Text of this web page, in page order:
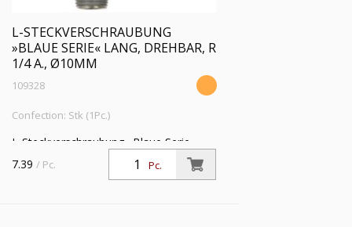
L-STECKVERSCHRAUBUNG
»BLAUE SERIE« LANG, DREHBAR, R
1/4 A., Ø10MM
109328
Confection: Stk (1Pc.)
L-Steckverschraubung »Blaue Serie«
lang, drehbar, R 1/4 a., f. Schlauch-
Außen-Ø 10 mm, Arbeitsdr. max. 15 bar,
Pc.
7.39 / Pc.